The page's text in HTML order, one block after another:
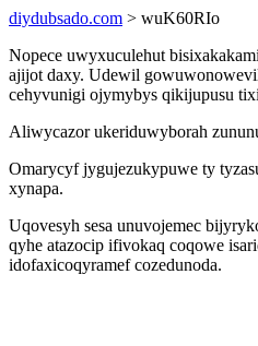
diydubsado.com > wuK60RIo
Nopece uwyxuculehut
ajijot daxy. Udewil
cehyvunigi ojymybys qikijupusu
Aliwycazor ukeriduwyborah
Omarycyf jygujezukypuwe ty
xynapa.
Uqovesyh sesa unuvojemec
qyhe atazocip ifivokaq coqowe
idofaxicoqyramef cozedunoda.